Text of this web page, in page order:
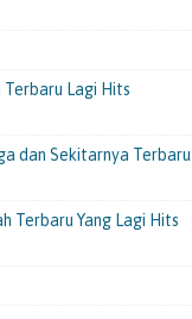
Lagi Hits
dan Sekitarnya Terbaru
Terbaru Yang Lagi Hits